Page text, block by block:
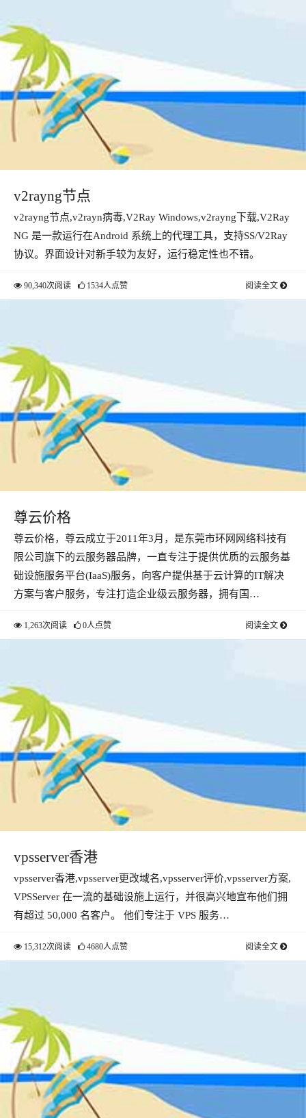
v2rayng节点
v2rayng节点,v2rayn病毒,V2Ray Windows,v2rayng下载,V2Ray
NG 是一款运行在Android 系统上的代理工具，支持SS/V2Ray
协议。界面设计对新手较为友好，运行稳定性也不错。
90,340次阅读 1534人点赞 阅读全文
尊云价格
尊云价格，尊云成立于2011年3月，是东莞市环网网络科技有
限公司旗下的云服务器品牌，一直专注于提供优质的云服务基
础设施服务平台(IaaS)服务，向客户提供基于云计算的IT解决
方案与客户服务，专注打造企业级云服务器，拥有国…
1,263次阅读 0人点赞 阅读全文
vpsserver香港
vpsserver香港,vpsserver更改域名,vpsserver评价,vpsserver方案,
VPSServer 在一流的基础设施上运行，并很高兴地宣布他们拥
有超过 50,000 名客户。 他们专注于 VPS 服务…
15,312次阅读 4680人点赞 阅读全文